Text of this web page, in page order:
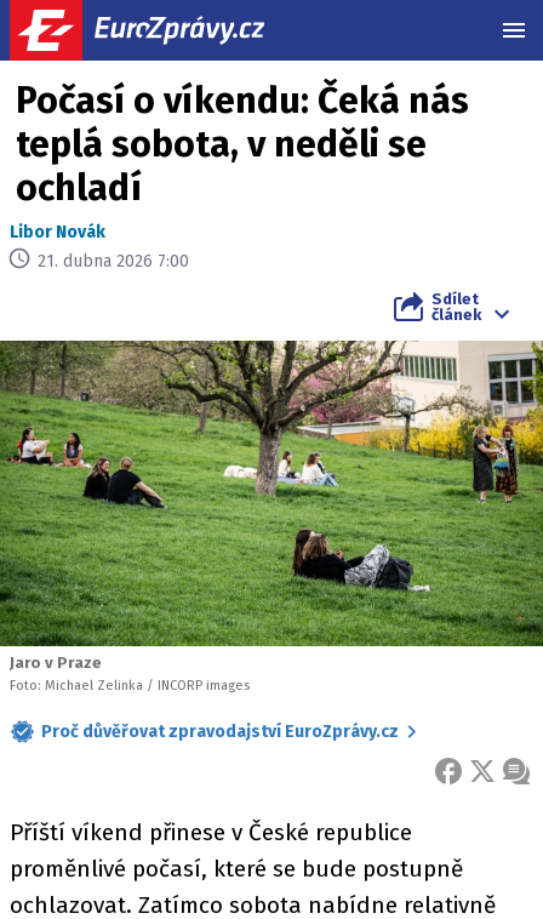
Počasí o víkendu: Čeká nás
teplá sobota, v neděli se
ochladí
Libor Novák
21. dubna 2026 7:00
Sdílet
článek
Jaro v Praze
Foto: Michael Zelinka / INCORP images
Proč důvěřovat zpravodajství EuroZprávy.cz
FACEBOOK
X
Příští víkend přinese v České republice
proměnlivé počasí, které se bude postupně
ochlazovat. Zatímco sobota nabídne relativně